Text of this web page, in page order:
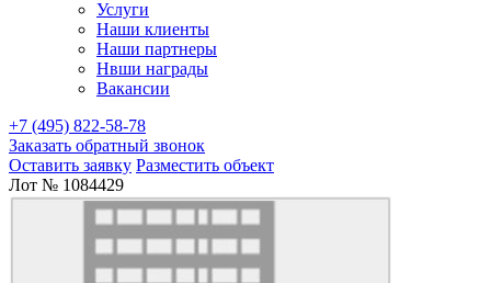
Услуги
Наши клиенты
Наши партнеры
Нвши награды
Вакансии
+7 (495) 822-58-78
Заказать обратный звонок
Оставить заявку Разместить объект
Лот № 1084429